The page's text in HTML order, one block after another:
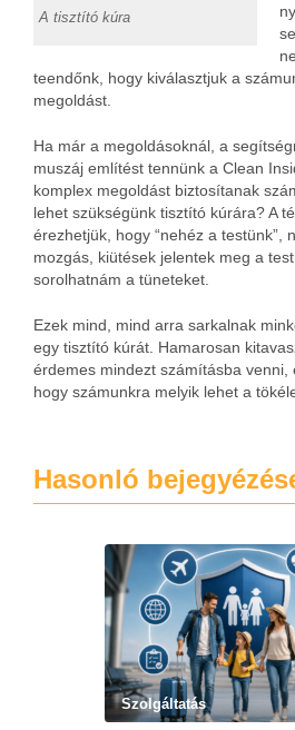
A tisztító kúra
teendőnk, hogy kiválasztjuk a
megoldást.
Ha már a megoldásoknál, a
muszáj említést tennünk a Clean
komplex megoldást biztosítanak
lehet szükségünk tisztító kúrára? A
érezhetjük, hogy “nehéz a testünk”,
mozgás, kiütések jelentek meg a
sorolhatnám a tüneteket.
Ezek mind, mind arra sarkalnak
egy tisztító kúrát. Hamarosan
érdemes mindezt számításba venni,
hogy számunkra melyik lehet a
Hasonló
Szolgáltatás